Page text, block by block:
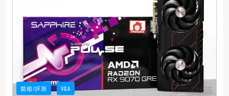
開箱/評測 VGA